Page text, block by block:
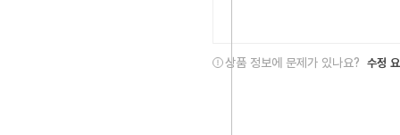
상품 정보에 문제가 있나요? 수정